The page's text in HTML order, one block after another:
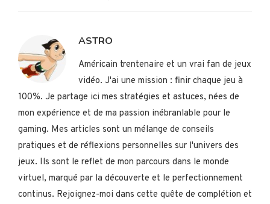
ASTRO
Américain trentenaire et un vrai fan de jeux
vidéo. J'ai une mission : finir chaque jeu à
100%. Je partage ici mes stratégies et astuces, nées de
mon expérience et de ma passion inébranlable pour le
gaming. Mes articles sont un mélange de conseils
pratiques et de réflexions personnelles sur l'univers des
jeux. Ils sont le reflet de mon parcours dans le monde
virtuel, marqué par la découverte et le perfectionnement
continus. Rejoignez-moi dans cette quête de complétion et